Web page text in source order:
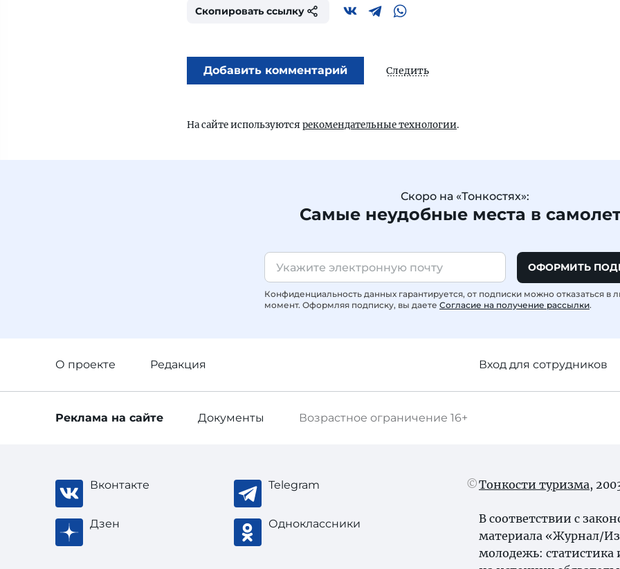
Скопировать ссылку
Добавить комментарий Следить
На сайте используются рекомендательные технологии.
Скоро на «Тонкостях»:
Самые неудобные места в
ОФОРМИТЬ
Конфиденциальность данных гарантируется, от подписки можно отказаться в
момент. Оформляя подписку, вы даете Согласие на получение рассылки.
О проекте Редакция Вход для сотрудников
Возрастное ограничение 16+
Реклама на сайте Документы
Вконтакте Telegram
Дзен Одноклассники
Тонкости туризма,
В соответствии с
материала «Журнал/Из
молодежь: статистика